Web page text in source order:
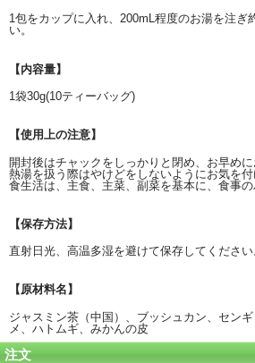
1包をカップに入れ、200mL程度のお湯を注ぎ
い。
【内容量】
1袋30g(10ティーバッグ)
【使用上の注意】
開封後はチャックをしっかりと閉め、お早めに
熱湯を扱う際はやけどをしないようにお気を付
食生活は、主食、主菜、副菜を基本に、食事の
【保存方法】
直射日光、高温多湿を避けて保存してください
【原材料名】
ジャスミン茶（中国）、ブッシュカン、セン
メ、ハトムギ、みかんの皮
注文